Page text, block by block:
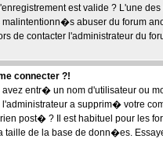
est valide ? L'une
abuser du forum
de contacter l'administrateur du
connecter ?!
entr� un nom d'utilisateur ou
a supprim� votre
post� ? Il est habituel pour les
de la base de donn�es.